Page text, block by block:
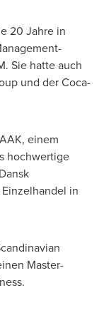
20 Jahre in
Sie hatte auch
und der Coca-
einem
hochwertige
in
Master-